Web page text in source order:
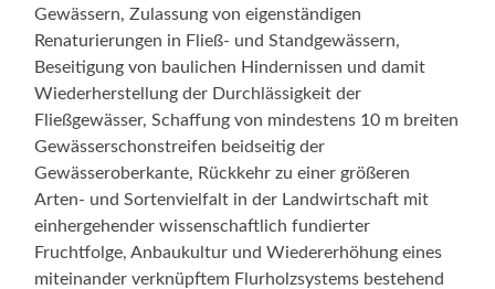
Gewässern, Zulassung von eigenständigen
Renaturierungen in Fließ- und Standgewässern,
Beseitigung von baulichen Hindernissen und damit
Wiederherstellung der Durchlässigkeit der
Fließgewässer, Schaffung von mindestens 10 m breiten
Gewässerschonstreifen beidseitig der
Gewässeroberkante, Rückkehr zu einer größeren
Arten- und Sortenvielfalt in der Landwirtschaft mit
einhergehender wissenschaftlich fundierter
Fruchtfolge, Anbaukultur und Wiedererhöhung eines
miteinander verknüpftem Flurholzsystems bestehend